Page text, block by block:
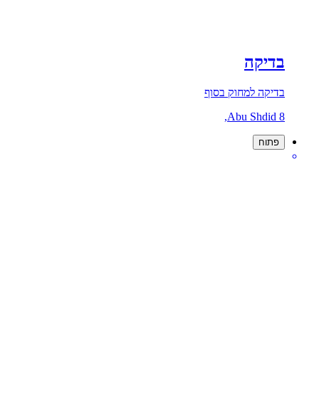
בדיקה
בדיקה למחוק בסוף
Abu Shdid 8,
פתוח